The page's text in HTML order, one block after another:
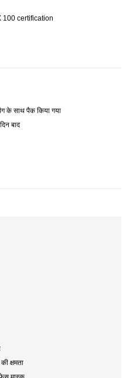
100 certification
के साथ पैक किया गया
बाद
क्षमता